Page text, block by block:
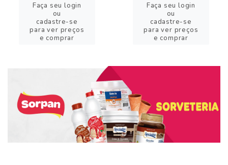
Faça seu login
ou
cadastre-se
para ver preços
e comprar
Faça seu login
ou
cadastre-se
para ver preços
e comprar